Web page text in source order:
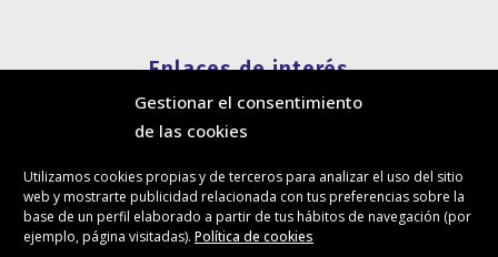
Gestionar el consentimiento
de las cookies
Utilizamos cookies propias y de terceros para analizar el uso del sitio
web y mostrarte publicidad relacionada con tus preferencias sobre la
base de un perfil elaborado a partir de tus hábitos de navegación (por
ejemplo, página visitadas). Política de cookies
Enlaces de interés
Política de cookies
Política de privacidad
Canal de denuncias
Protección de privacidad en redes sociales